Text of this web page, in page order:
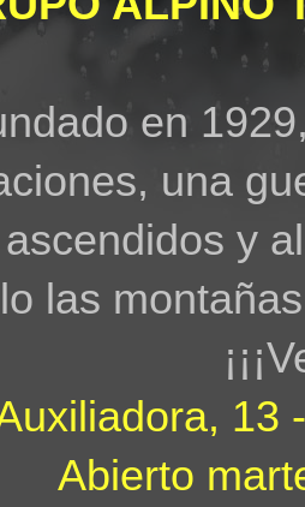
en
una
y
las
13
Abierto